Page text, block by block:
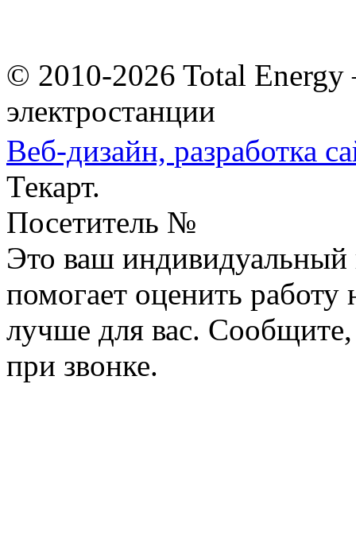
© 2010-2026 Total
электростанции
Веб-дизайн, разработка
Текарт.
Посетитель №
Это ваш
помогает оценить работу
лучше для вас.
при звонке.